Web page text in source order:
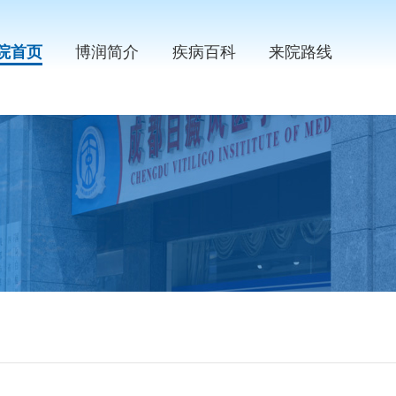
首页 博润简介 疾病百科 来院路线